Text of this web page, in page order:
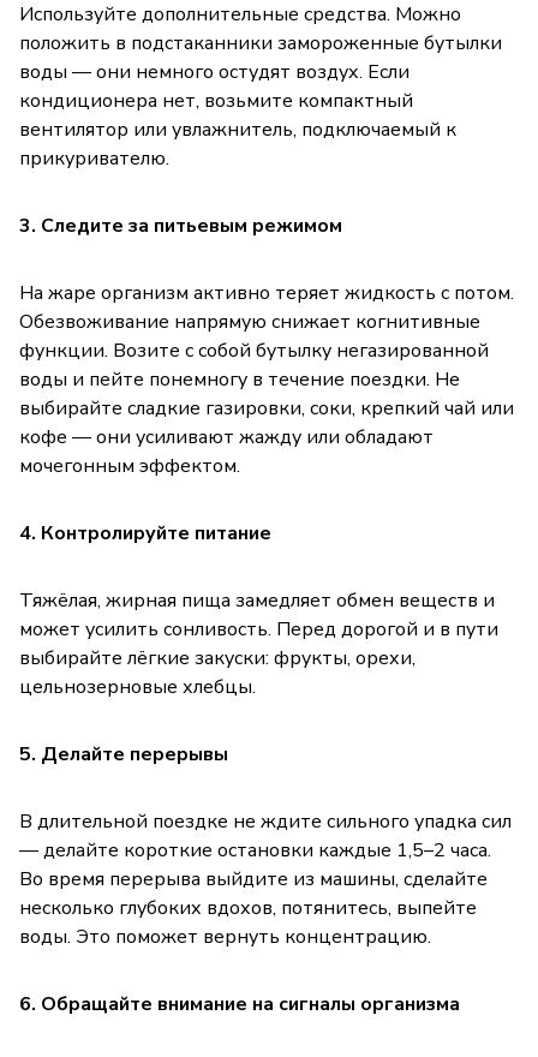
Используйте дополнительные средства. Можно
положить в подстаканники замороженные бутылки
воды — они немного остудят воздух. Если
кондиционера нет, возьмите компактный
вентилятор или увлажнитель, подключаемый к
прикуривателю.
3. Следите за питьевым режимом
На жаре организм активно теряет жидкость с потом.
Обезвоживание напрямую снижает когнитивные
функции. Возите с собой бутылку негазированной
воды и пейте понемногу в течение поездки. Не
выбирайте сладкие газировки, соки, крепкий чай или
кофе — они усиливают жажду или обладают
мочегонным эффектом.
4. Контролируйте питание
Тяжёлая, жирная пища замедляет обмен веществ и
может усилить сонливость. Перед дорогой и в пути
выбирайте лёгкие закуски: фрукты, орехи,
цельнозерновые хлебцы.
5. Делайте перерывы
В длительной поездке не ждите сильного упадка сил
— делайте короткие остановки каждые 1,5–2 часа.
Во время перерыва выйдите из машины, сделайте
несколько глубоких вдохов, потянитесь, выпейте
воды. Это поможет вернуть концентрацию.
6. Обращайте внимание на сигналы организма